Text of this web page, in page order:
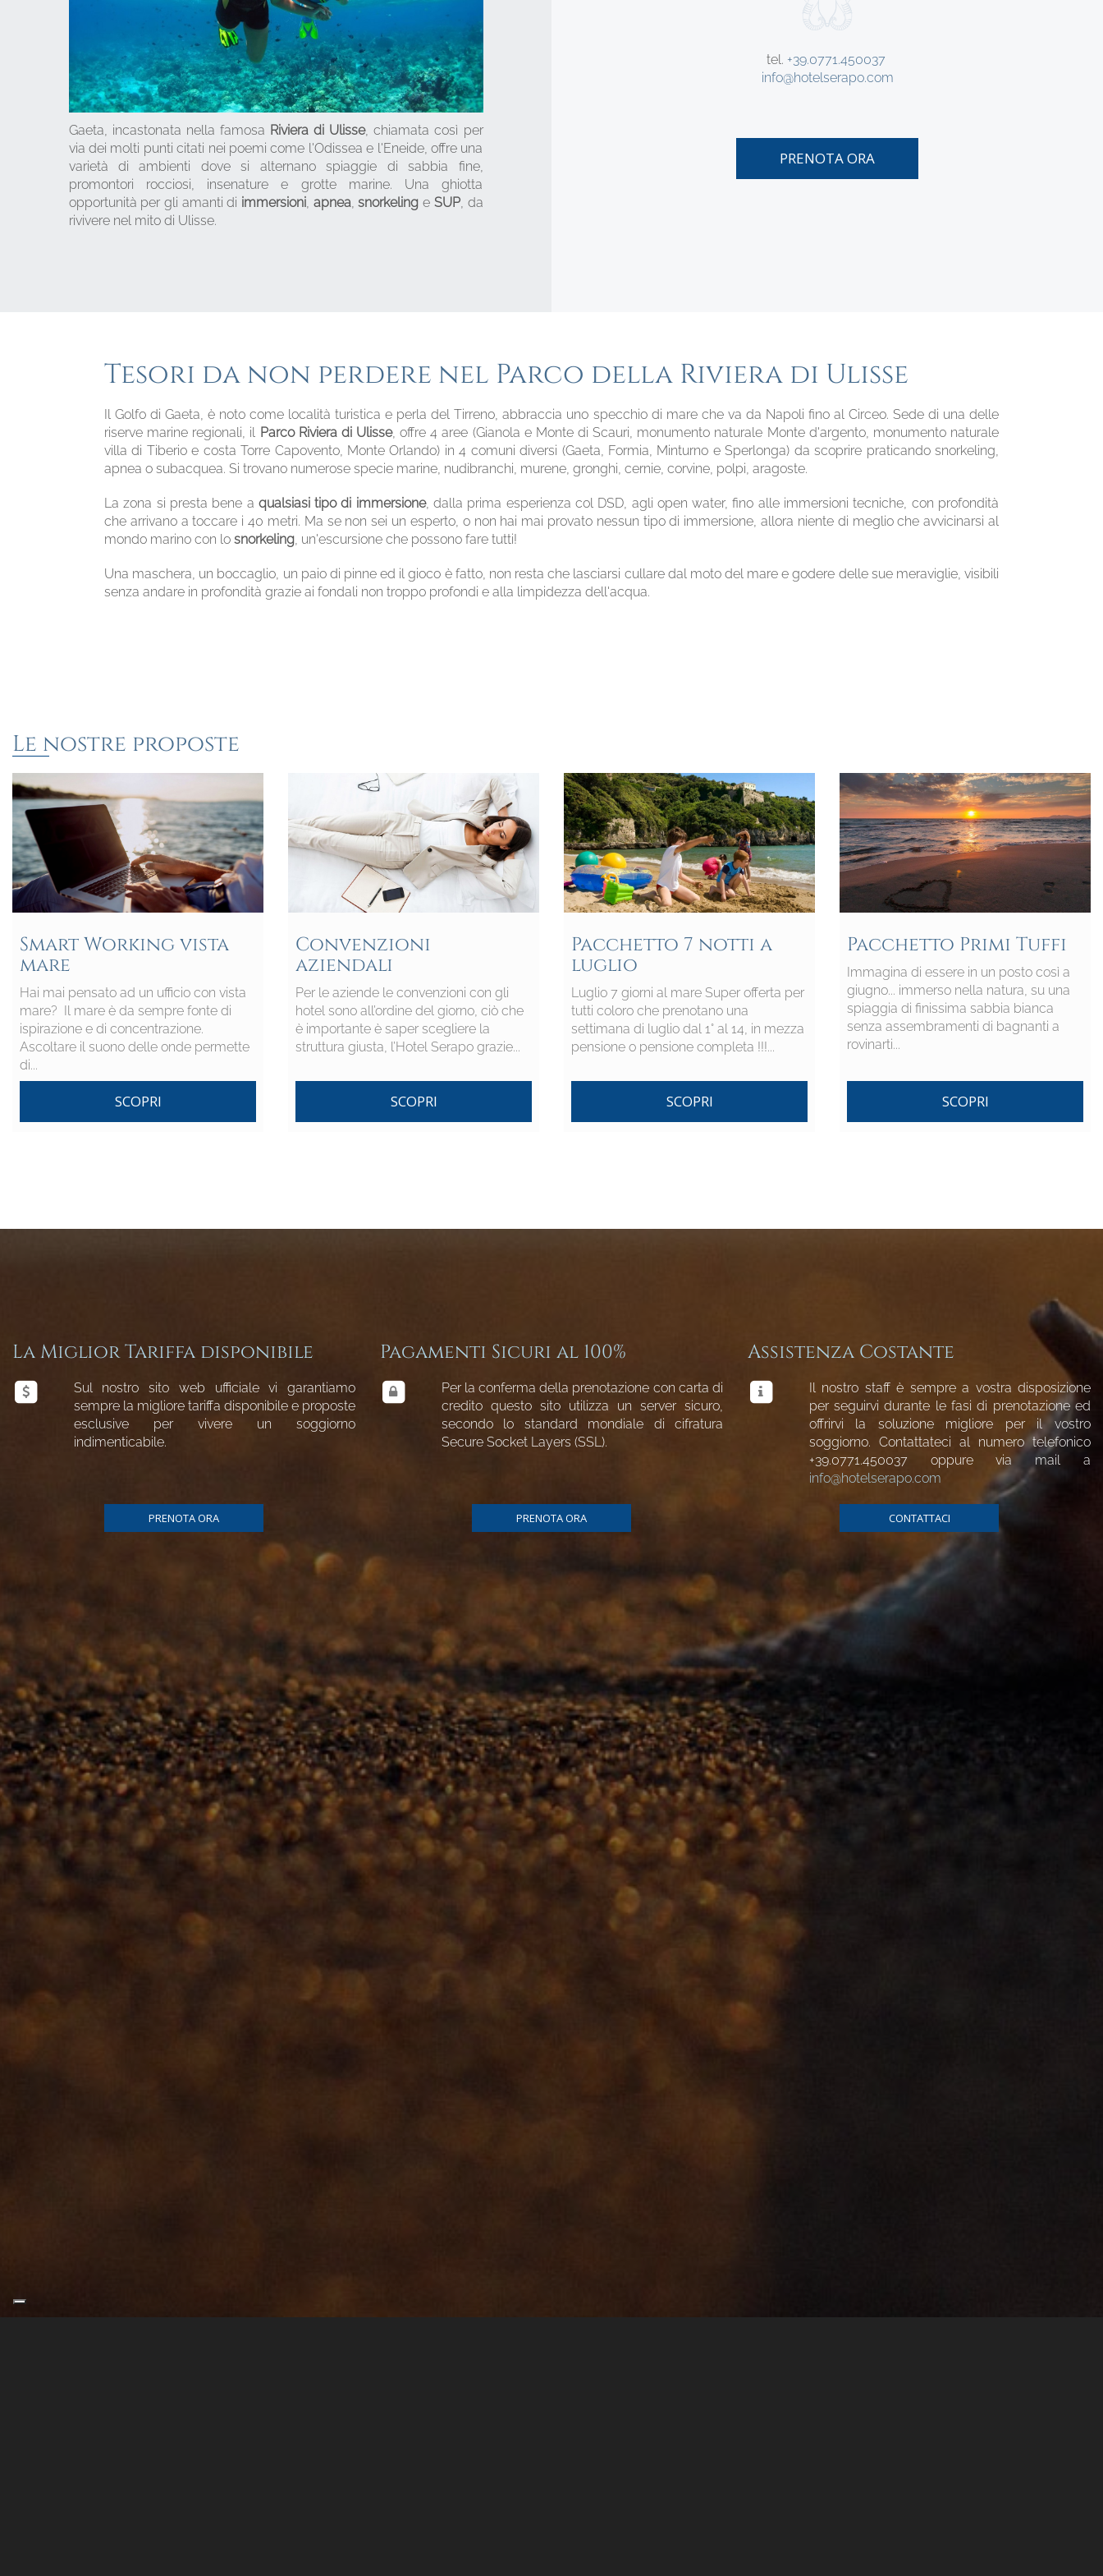
Gaeta, incastonata nella famosa Riviera di Ulisse, chiamata così per
via dei molti punti citati nei poemi come l'Odissea e l'Eneide, offre una
varietà di ambienti dove si alternano spiaggie di sabbia fine,
promontori rocciosi, insenature e grotte marine. Una ghiotta
opportunità per gli amanti di immersioni apnea,snorkeling e SUP, da
rivivere nel mito di Ulisse.
tel. +39.0771.450037
info@hotelserapo.com
PRENOTA ORA
Tesori da non perdere nel Parco della Riviera di Ulisse
Il Golfo di Gaeta, è noto come località turistica e perla del Tirreno, abbraccia uno specchio di mare che va da Napoli fino al Circeo. Sede di una delle
riserve marine regionali, il Parco Riviera di Ulisse, offre 4 aree (Gianola e Monte di Scauri, monumento naturale Monte d'argento, monumento naturale
villa di Tiberio e costa Torre Capovento, Monte Orlando) in 4 comuni diversi (Gaeta, Formia, Minturno e Sperlonga) da scoprire praticando snorkeling,
apnea o subacquea. Si trovano numerose specie marine, nudibranchi, murene, gronghi, cernie, corvine, polpi, aragoste.
La zona si presta bene a qualsiasi tipo di immersione, dalla prima esperienza col DSD, agli open water, fino alle immersioni tecniche, con profondità
che arrivano a toccare i 40 metri. Ma se non sei un esperto, o non hai mai provato nessun tipo di immersione, allora niente di meglio che avvicinarsi al
mondo marino con lo snorkeling, un'escursione che possono fare tutti!
Una maschera, un boccaglio, un paio di pinne ed il gioco è fatto, non resta che lasciarsi cullare dal moto del mare e godere delle sue meraviglie, visibili
senza andare in profondità grazie ai fondali non troppo profondi e alla limpidezza dell'acqua.
Le nostre proposte
Smart Working vista
mare
Hai mai pensato ad un ufficio con vista
mare? Il mare è da sempre fonte di
ispirazione e di concentrazione.
Ascoltare il suono delle onde permette
di...
SCOPRI
Convenzioni
aziendali
Per le aziende le convenzioni con gli
hotel sono all’ordine del giorno, ciò che
è importante è saper scegliere la
struttura giusta, l’Hotel Serapo grazie...
SCOPRI
Pacchetto 7 notti a
luglio
Luglio 7 giorni al mare Super offerta per
tutti coloro che prenotano una
settimana di luglio dal 1° al 14, in mezza
pensione o pensione completa !!!...
SCOPRI
Pacchetto Primi Tuffi
Immagina di essere in un posto così a
giugno... immerso nella natura, su una
spiaggia di finissima sabbia bianca
senza assembramenti di bagnanti a
rovinarti...
SCOPRI
La Miglior Tariffa disponibile
Sul nostro sito web ufficiale vi garantiamo
sempre la migliore tariffa disponibile e proposte
esclusive per vivere un soggiorno
indimenticabile.
Pagamenti Sicuri al 100%
Per la conferma della prenotazione con carta di
credito questo sito utilizza un server sicuro,
secondo lo standard mondiale di cifratura
Secure Socket Layers (SSL).
Assistenza Costante
Il nostro staff è sempre a vostra disposizione
per seguirvi durante le fasi di prenotazione ed
offrirvi la soluzione migliore per il vostro
soggiorno. Contattateci al numero telefonico
+39.0771.450037
oppure via mail a
info@hotelserapo.com
PRENOTA ORA PRENOTA ORA CONTATTACI